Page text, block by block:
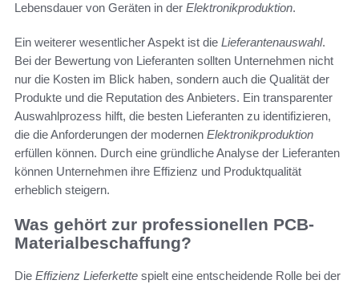
Lebensdauer von Geräten in der Elektronikproduktion.
Ein weiterer wesentlicher Aspekt ist die Lieferantenauswahl.
Bei der Bewertung von Lieferanten sollten Unternehmen nicht
nur die Kosten im Blick haben, sondern auch die Qualität der
Produkte und die Reputation des Anbieters. Ein transparenter
Auswahlprozess hilft, die besten Lieferanten zu identifizieren,
die die Anforderungen der modernen Elektronikproduktion
erfüllen können. Durch eine gründliche Analyse der Lieferanten
können Unternehmen ihre Effizienz und Produktqualität
erheblich steigern.
Was gehört zur professionellen PCB-
Materialbeschaffung?
Die Effizienz Lieferkette spielt eine entscheidende Rolle bei der